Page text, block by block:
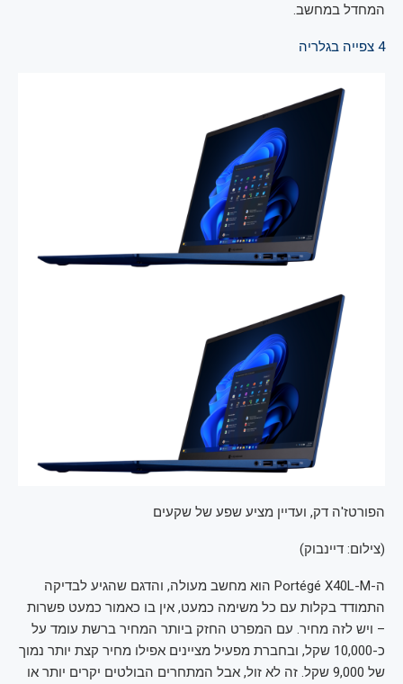
המחדל במחשב.
4 צפייה בגלריה
הפורטז'ה דק, ועדיין מציע שפע של שקעים
(צילום: דיינבוק)
ה-Portégé X40L-M הוא מחשב מעולה, והדגם שהגיע לבדיקה
התמודד בקלות עם כל משימה כמעט, אין בו כאמור כמעט פשרות
– ויש לזה מחיר. עם המפרט החזק ביותר המחיר ברשת עומד על
כ-10,000 שקל, ובחברת מפעיל מציינים אפילו מחיר קצת יותר נמוך
של 9,000 שקל. זה לא זול, אבל המתחרים הבולטים יקרים יותר או